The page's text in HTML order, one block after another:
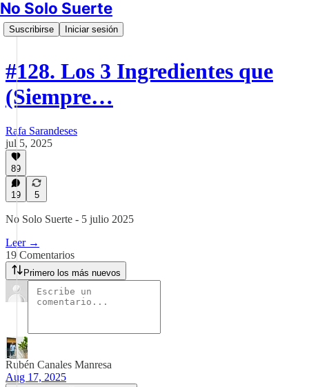
No Solo Suerte
Suscribirse Iniciar sesión
#128. Los 3 Ingredientes que
(Siempre…
Rafa Sarandeses
jul 5, 2025
89
19 5
No Solo Suerte - 5 julio 2025
Leer →
19 Comentarios
Primero los más nuevos
Rubén Canales Manresa
Aug 17, 2025